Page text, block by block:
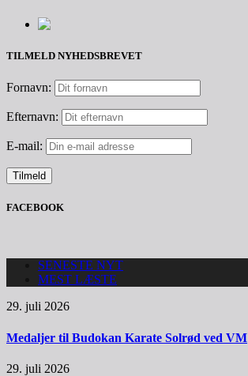
TILMELD NYHEDSBREVET
Fornavn:
Efternavn:
E-mail:
FACEBOOK
SENESTE NYT
MEST LÆSTE
29. juli 2026
Medaljer til Budokan Karate Solrød ved VM
29. juli 2026